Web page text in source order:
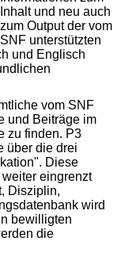
Inhalt und neu auch
zum Output der vom
SNF unterstützten
und Englisch
vom SNF
und Beiträge im
zu finden. P3
über die drei
Diese
eingrenzt
Disziplin,
wird
bewilligten
die